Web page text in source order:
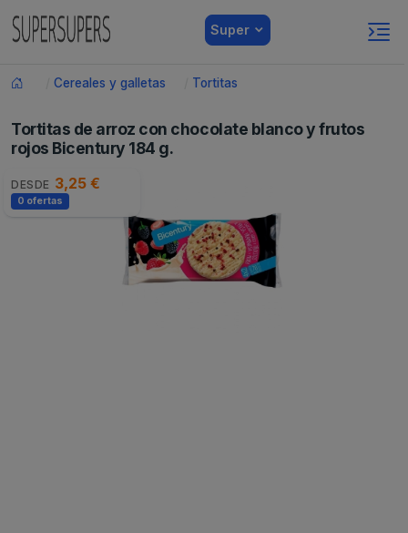
Super
Cereales y galletas Tortitas
Tortitas de arroz con chocolate blanco y frutos
rojos Bicentury 184 g.
DESDE 3,25 €
0 ofertas